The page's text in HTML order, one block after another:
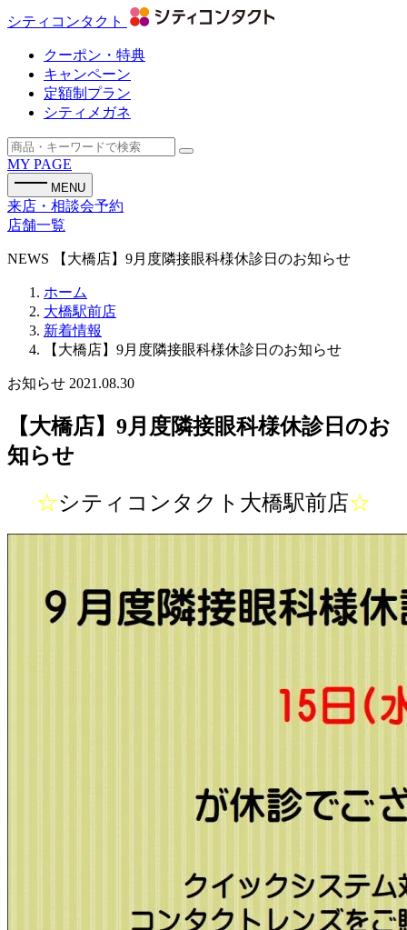
シティコンタクト
クーポン・特典
キャンペーン
定額制プラン
シティメガネ
MY PAGE
MENU
来店・相談会予約
店舗一覧
NEWS 【大橋店】9月度隣接眼科様休診日のお知らせ
ホーム
大橋駅前店
新着情報
【大橋店】9月度隣接眼科様休診日のお知らせ
お知らせ 2021.08.30
【大橋店】9月度隣接眼科様休診日のお
知らせ
☆シティコンタクト大橋駅前店☆